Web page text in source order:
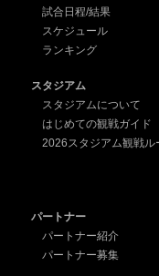
試合日程/結果
スケジュール
ランキング
スタジアム
スタジアムについて
はじめての観戦ガイド
2026スタジアム観戦ル
パートナー
パートナー紹介
パートナー募集